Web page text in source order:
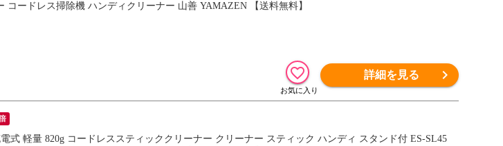
コードレス掃除機 ハンディクリーナー 山善 YAMAZEN 【送料無料】
詳細を見る
式 軽量 820g コードレススティッククリーナー クリーナー スティック ハンディ スタンド付 ES-SL45